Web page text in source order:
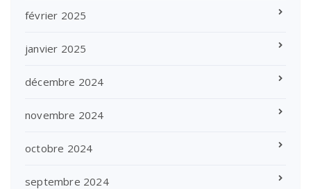
février 2025
janvier 2025
décembre 2024
novembre 2024
octobre 2024
septembre 2024